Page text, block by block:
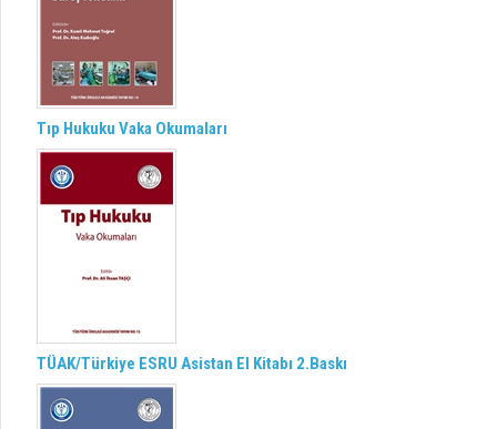
Tıp Hukuku Vaka Okumaları
TÜAK/Türkiye ESRU Asistan El Kitabı 2.Baskı